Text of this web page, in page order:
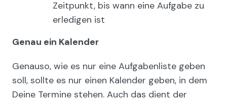
Zeitpunkt, bis wann eine Aufgabe zu
erledigen ist
Genau ein Kalender
Genauso, wie es nur eine Aufgabenliste geben
soll, sollte es nur einen Kalender geben, in dem
Deine Termine stehen. Auch das dient der